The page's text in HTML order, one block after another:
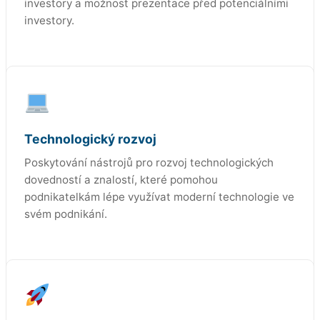
investory a možnost prezentace před potenciálními
investory.
Technologický rozvoj
Poskytování nástrojů pro rozvoj technologických
dovedností a znalostí, které pomohou
podnikatelkám lépe využívat moderní technologie ve
svém podnikání.